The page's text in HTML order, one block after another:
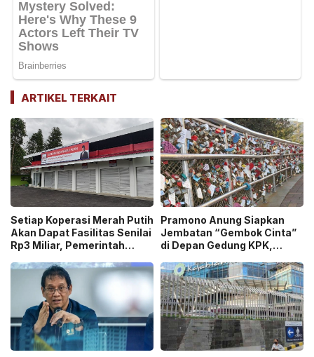
ARTIKEL TERKAIT
Setiap Koperasi Merah Putih
Akan Dapat Fasilitas Senilai
Rp3 Miliar, Pemerintah
Pramono Anung Siapkan
Jembatan “Gembok Cinta”
di Depan Gedung KPK,
Jakarta!